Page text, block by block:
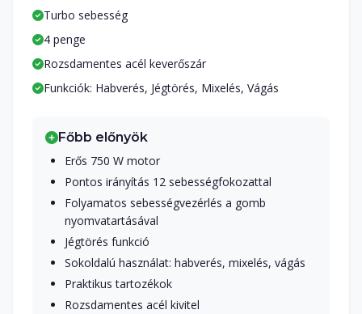
Turbo sebesség
4 penge
Rozsdamentes acél keverőszár
Funkciók: Habverés, Jégtörés, Mixelés, Vágás
Főbb előnyök
Erős 750 W motor
Pontos irányítás 12 sebességfokozattal
Folyamatos sebességvezérlés a gomb
nyomvatartásával
Jégtörés funkció
Sokoldalú használat: habverés, mixelés, vágás
Praktikus tartozékok
Rozsdamentes acél kivitel